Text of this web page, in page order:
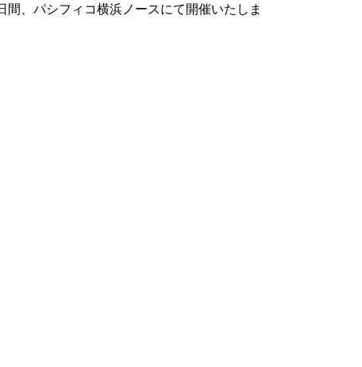
、パシフィコ横浜ノースにて開催いたしま